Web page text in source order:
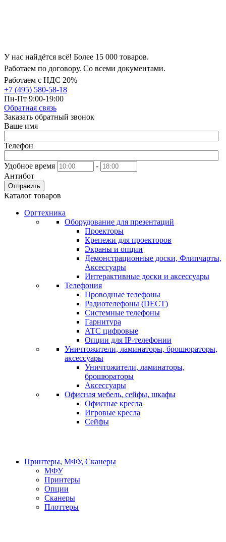
У нас найдётся всё! Более 15 000 товаров.
Работаем по договору. Со всеми документами.
Работаем с НДС 20%
+7 (495) 580-58-18
Пн-Пт 9:00-19:00
Обратная связь
Заказать обратный звонок
Ваше имя
Телефон
Удобное время
-
Антибот
Отправить
Каталог товаров
Оргтехника
Оборудование для презентаций
Проекторы
Крепежи для проекторов
Экраны и опции
Демонстрационные доски, Флипчарты,
Аксессуары
Интерактивные доски и аксессуары
Телефония
Проводные телефоны
Радиотелефоны (DECT)
Системные телефоны
Гарнитура
АТС цифровые
Опции для IP-телефонии
Уничтожители, ламинаторы, брошюраторы,
аксессуары
Уничтожители, ламинаторы,
брошюраторы
Аксессуары
Офисная мебель, сейфы, шкафы
Офисные кресла
Игровые кресла
Сейфы
Принтеры, МФУ, Сканеры
МФУ
Принтеры
Опции
Сканеры
Плоттеры